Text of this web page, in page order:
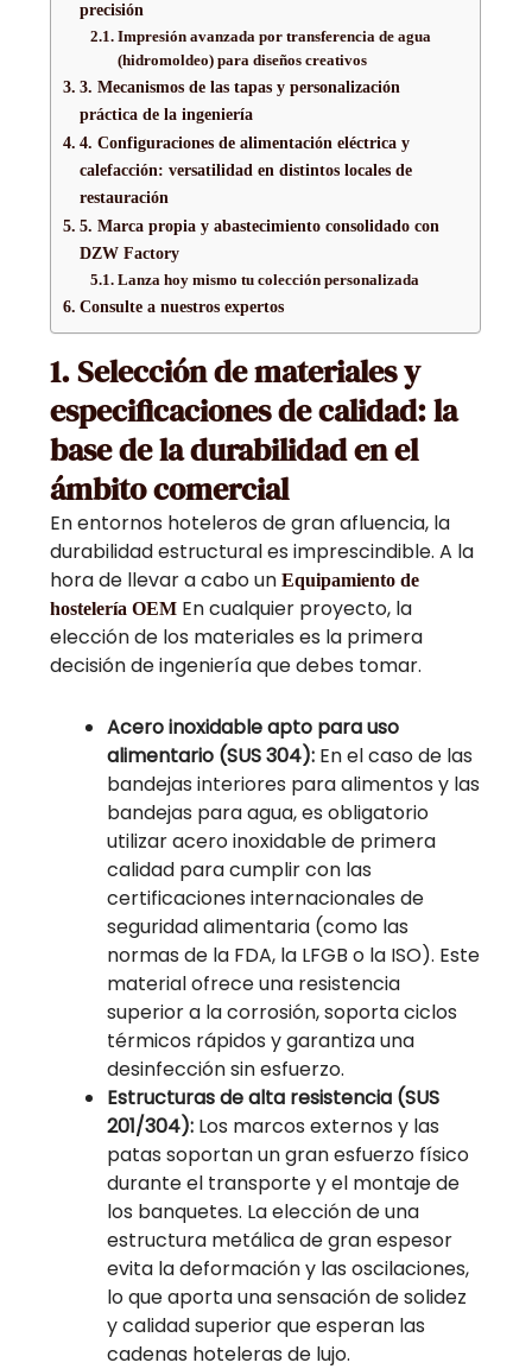
precisión
Impresión avanzada por transferencia de agua
(hidromoldeo) para diseños creativos
3. Mecanismos de las tapas y personalización
práctica de la ingeniería
4. Configuraciones de alimentación eléctrica y
calefacción: versatilidad en distintos locales de
restauración
5. Marca propia y abastecimiento consolidado con
DZW Factory
Lanza hoy mismo tu colección personalizada
Consulte a nuestros expertos
1. Selección de materiales y
especificaciones de calidad: la
base de la durabilidad en el
ámbito comercial
En entornos hoteleros de gran afluencia, la
durabilidad estructural es imprescindible. A la
hora de llevar a cabo un Equipamiento de
hostelería OEM En cualquier proyecto, la
elección de los materiales es la primera
decisión de ingeniería que debes tomar.
Acero inoxidable apto para uso
alimentario (SUS 304): En el caso de las
bandejas interiores para alimentos y las
bandejas para agua, es obligatorio
utilizar acero inoxidable de primera
calidad para cumplir con las
certificaciones internacionales de
seguridad alimentaria (como las
normas de la FDA, la LFGB o la ISO). Este
material ofrece una resistencia
superior a la corrosión, soporta ciclos
térmicos rápidos y garantiza una
desinfección sin esfuerzo.
Estructuras de alta resistencia (SUS
201/304): Los marcos externos y las
patas soportan un gran esfuerzo físico
durante el transporte y el montaje de
los banquetes. La elección de una
estructura metálica de gran espesor
evita la deformación y las oscilaciones,
lo que aporta una sensación de solidez
y calidad superior que esperan las
cadenas hoteleras de lujo.